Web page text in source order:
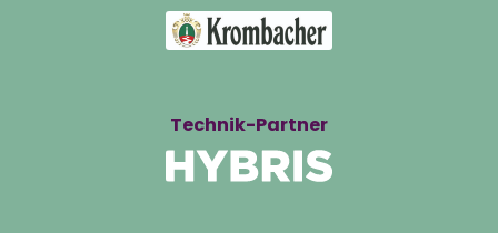
Technik-Partner